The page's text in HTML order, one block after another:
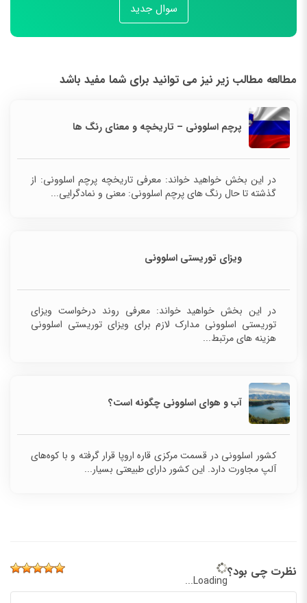
سوال جدید
مطالعه مطالب زیر نیز می توانید برای شما مفید باشد
پرچم اسلوونی – تاریخچه و معنای رنگ ها
در این بخش خواهید خواند: معرفی تاریخچه پرچم اسلوونی: از
گذشته تا حال رنگ های پرچم اسلوونی: معنی و نمادگرایی...
ویزای توریستی اسلوونی
در این بخش خواهید خواند: معرفی روند درخواست ویزای
توریستی اسلوونی مدارک لازم برای ویزای توریستی اسلوونی
هزینه های مرتبط...
آب و هوای اسلوونی چگونه است؟
کشور اسلوونی در قسمت مرکزی قاره اروپا قرار گرفته و با کوه‌های
آلپ مجاورت دارد. این کشور دارای طبیعتی بسیار...
نظرت چی بود؟
Loading...